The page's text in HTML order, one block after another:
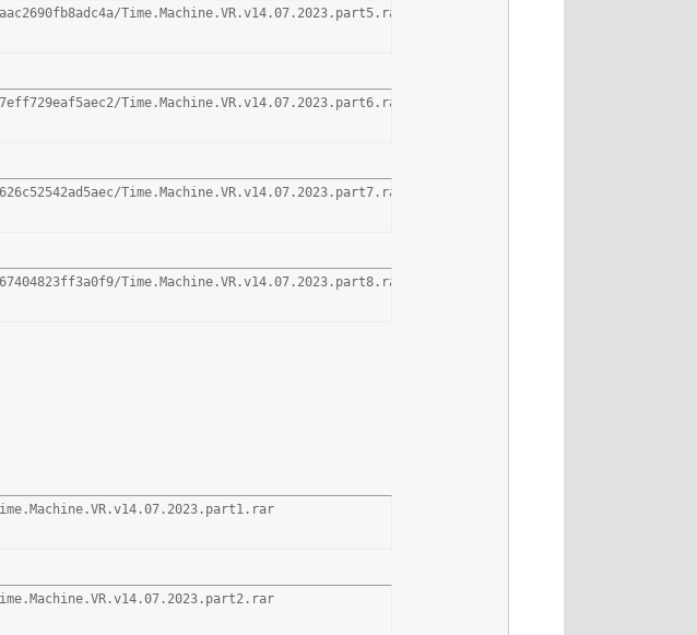
Time.Machine.VR.v14.07.2023.part5.rar
Time.Machine.VR.v14.07.2023.part6.rar
Time.Machine.VR.v14.07.2023.part7.rar
Time.Machine.VR.v14.07.2023.part8.rar